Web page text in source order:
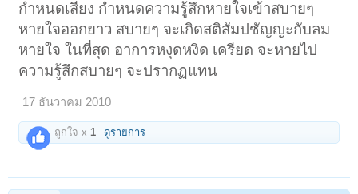
กำหนดเสียง กำหนดความรู้สึกหายใจเข้าสบายๆ
หายใจออกยาว สบายๆ จะเกิดสติสัมปชัญญะกับลม
หายใจ ในที่สุด อาการหงุดหงิด เครียด จะหายไป
ความรู้สึกสบายๆ จะปรากฏแทน
17 ธันวาคม 2010
ถูกใจ x1 ดูรายการ